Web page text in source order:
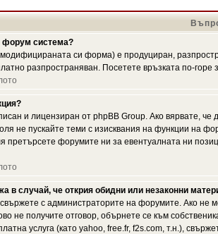
форум система?
си форма) е продуциран,
разпространяван. Посетете връзката по-горе
и лицензиран от phpBB Group. Ако вярвате,
не пускайте теми с изисквания на функции на
претърсете форумите ни за евентуалната ни
в случай, че открия обидни или незаконни
с администраторите на форумите. Ако не
не получите отговор, обърнете се към
услуга (като yahoo, free.fr, f2s.com, т.н.),